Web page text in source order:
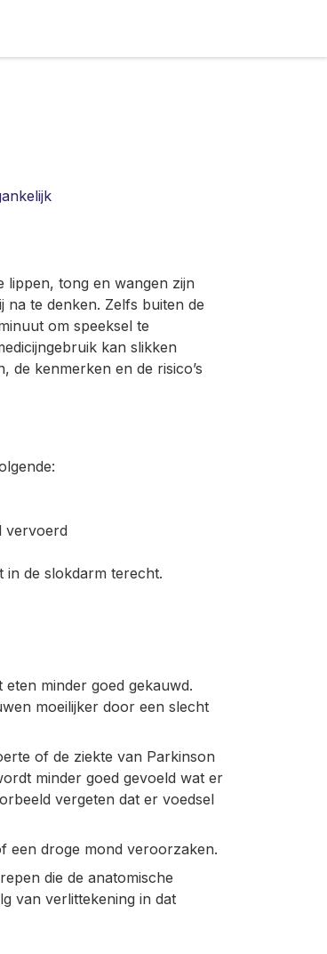
lippen, tong en wangen zijn
te denken. Zelfs buiten de
om speeksel te
kan slikken
de kenmerken en de risico’s
vervoerd
de slokdarm terecht.
minder goed gekauwd.
moeilijker door een slecht
of de ziekte van Parkinson
minder goed gevoeld wat er
vergeten dat er voedsel
een droge mond veroorzaken.
die de anatomische
van verlittekening in dat